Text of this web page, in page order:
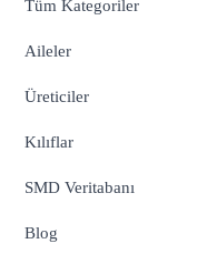
Tüm Kategoriler
Aileler
Üreticiler
Kılıflar
SMD Veritabanı
Blog